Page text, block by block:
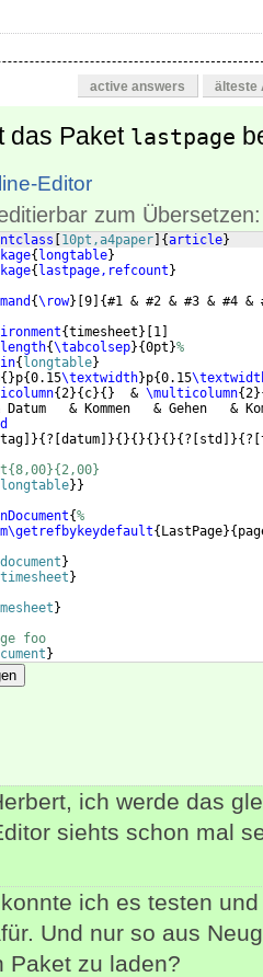
active answers älteste
das Paket lastpage
Editor
zum Übersetzen:
10pt,a4paper {article}
{ longtable}
{ lastpage,refcount }
{\row} 9 {#1 & #2 & #3 & #4
{timesheet } 1
{\tabcolsep}{0pt }%
{ longtable}
{ }p{0.15\textwidth}p{0.15
{2}{ c}{ }
  &
\multicolumn{2}
Datum   & Kommen   & Gehen
tag ]}{ ? datum ]}{ }{ }{ }{ }{ ? std ]}{ ?
longtable} }
{%
{ LastPage}{
document }
timesheet }
}
foo
}
ich werde das
siehts schon mal
ich es testen
Und nur so aus
Paket zu laden?